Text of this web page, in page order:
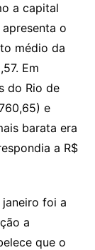
a capital
o
médio da
Em
do Rio de
e
barata era
a R$
janeiro foi a
a
que o